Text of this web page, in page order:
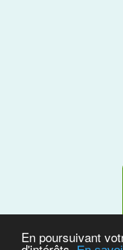
En poursuivant